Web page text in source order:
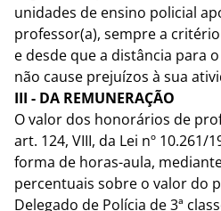
unidades de ensino policial
professor(a), sempre a
e desde que a distância para
não cause prejuízos à sua
III - DA REMUNERAÇÃO
O valor dos honorários de
art. 124, VIII, da Lei nº 10.261/
forma de horas-aula,
percentuais sobre o valor do
Delegado de Polícia de 3ª